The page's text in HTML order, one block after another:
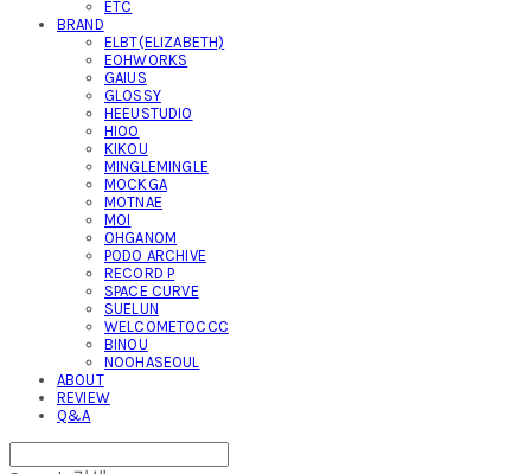
ETC
BRAND
ELBT(ELIZABETH)
EOHWORKS
GAIUS
GLOSSY
HEEUSTUDIO
HIOO
KIKOU
MINGLEMINGLE
MOCKGA
MOTNAE
MOI
OHGANOM
PODO ARCHIVE
RECORD P
SPACE CURVE
SUELUN
WELCOMETOCCC
BINOU
NOOHASEOUL
ABOUT
REVIEW
Q&A